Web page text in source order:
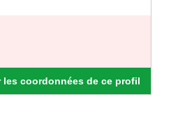
les coordonnées de ce profil